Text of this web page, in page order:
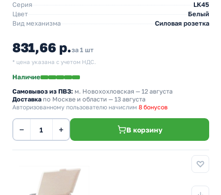
Серия
LK45
Цвет
Белый
Вид механизма
Силовая розетка
831,66 р.за 1 шт
* цена указана с учетом НДС.
Наличие
Самовывоз из ПВЗ: м. Новохохловская — 12 августа
Доставка по Москве и области — 13 августа
Авторизованному пользователю начислим 8 бонусов
− + В корзину